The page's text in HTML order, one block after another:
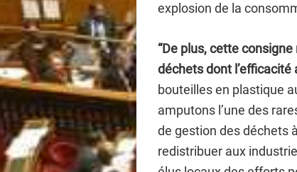
explosion de la
“De plus, cette
déchets dont l’efficacité
bouteilles en plastique
amputons l’une des
de gestion des déchets
redistribuer aux